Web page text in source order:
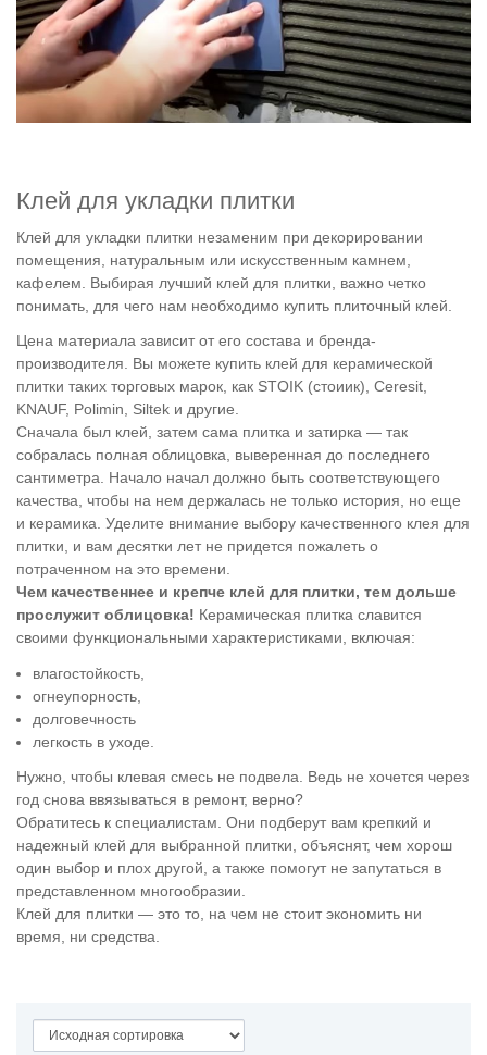
Клей для укладки плитки
Клей для укладки плитки незаменим при декорировании
помещения, натуральным или искусственным камнем,
кафелем. Выбирая лучший клей для плитки, важно четко
понимать, для чего нам необходимо купить плиточный клей.
Цена материала зависит от его состава и бренда-
производителя. Вы можете купить клей для керамической
плитки таких торговых марок, как STOIK (стоиик), Ceresit,
KNAUF, Polimin, Siltek и другие.
Сначала был клей, затем сама плитка и затирка — так
собралась полная облицовка, выверенная до последнего
сантиметра. Начало начал должно быть соответствующего
качества, чтобы на нем держалась не только история, но еще
и керамика. Уделите внимание выбору качественного клея для
плитки, и вам десятки лет не придется пожалеть о
потраченном на это времени.
Чем качественнее и крепче клей для плитки, тем дольше
прослужит облицовка! Керамическая плитка славится
своими функциональными характеристиками, включая:
влагостойкость,
огнеупорность,
долговечность
легкость в уходе.
Нужно, чтобы клевая смесь не подвела. Ведь не хочется через
год снова ввязываться в ремонт, верно?
Обратитесь к специалистам. Они подберут вам крепкий и
надежный клей для выбранной плитки, объяснят, чем хорош
один выбор и плох другой, а также помогут не запутаться в
представленном многообразии.
Клей для плитки — это то, на чем не стоит экономить ни
время, ни средства.